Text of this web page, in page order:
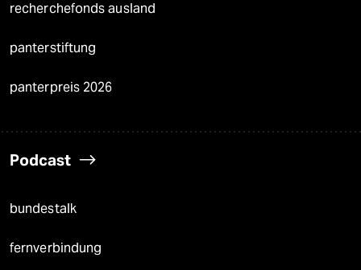
recherchefonds ausland
panterstiftung
panterpreis 2026
Podcast
bundestalk
fernverbindung